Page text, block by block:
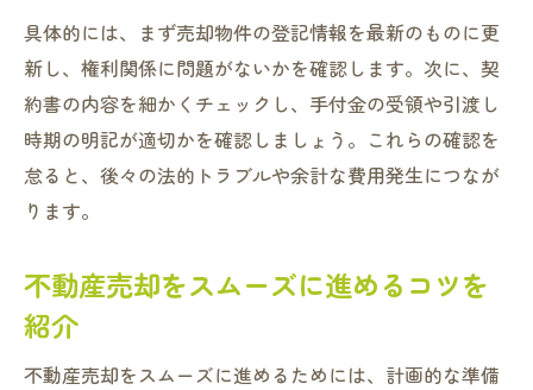
具体的には、まず売却物件の登記情報を最新のものに更
新し、権利関係に問題がないかを確認します。次に、契
約書の内容を細かくチェックし、手付金の受領や引渡し
時期の明記が適切かを確認しましょう。これらの確認を
怠ると、後々の法的トラブルや余計な費用発生につなが
ります。
不動産売却をスムーズに進めるコツを
紹介
不動産売却をスムーズに進めるためには、計画的な準備